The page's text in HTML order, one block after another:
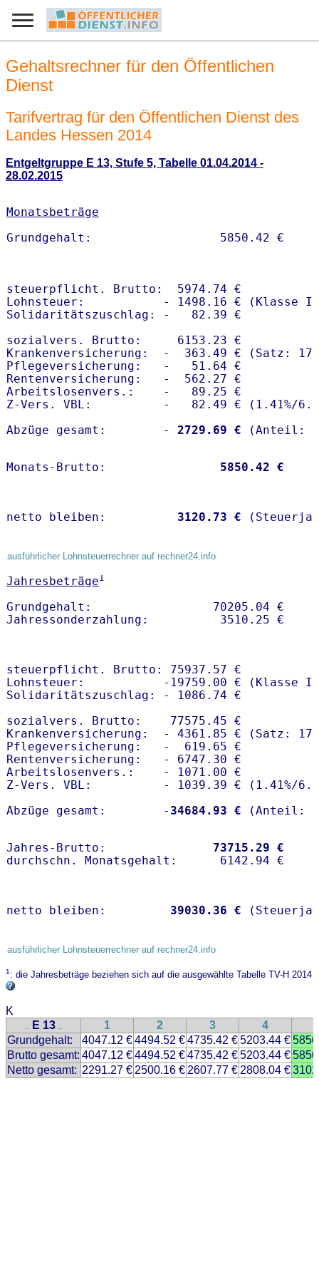
Gehaltsrechner für den Öffentlichen
Dienst
Tarifvertrag für den Öffentlichen Dienst des
Landes Hessen 2014
Entgeltgruppe E 13, Stufe 5, Tabelle 01.04.2014 -
28.02.2015
Monatsbeträge
steuerpflicht. Brutto:  5974.74 €
Lohnsteuer:           - 1498.16 € (Klasse I)
Solidaritätszuschlag: -   82.39 €
sozialvers. Brutto:     6153.23 €
Krankenversicherung:  -  363.49 € (Satz:
Pflegeversicherung:   -   51.64 €
Rentenversicherung:   -  562.27 €
Arbeitslosenvers.:    -   89.25 €
Z-Vers. VBL:          -   82.49 € ( 1.41%/
Abzüge gesamt:        -
2729.69 €
Monats-Brutto: 5850.42 €
netto bleiben: 3120.73 €
ausführlicher Lohnsteuerrechner auf rechner24.info
Jahresbeträge1
Grundgehalt:                 70205.04 €
steuerpflicht. Brutto: 75937.57 €
Lohnsteuer:           -19759.00 € (Klasse I)
Solidaritätszuschlag: - 1086.74 €
sozialvers. Brutto:    77575.45 €
Krankenversicherung:  - 4361.85 € (Satz:
Pflegeversicherung:   -  619.65 €
Rentenversicherung:   - 6747.30 €
Arbeitslosenvers.:    - 1071.00 €
Z-Vers. VBL:          - 1039.39 € ( 1.41%/
Abzüge gesamt:        - 34684.93 €
Jahres-Brutto: 73715.29 €
netto bleiben: 39030.36 €
ausführlicher Lohnsteuerrechner auf rechner24.info
1: die Jahresbeträge beziehen sich auf die ausgewählte Tabelle TV-H 2014
K
.. E 13 .. 1 2 3 4
Grundgehalt:
4047.12 €4494.52 €4735.42 €5203.44 €
Brutto gesamt: 4047.12 €4494.52 €4735.42 €5203.44 €
Netto gesamt: 2291.27 € 2500.16 € 2607.77 € 2808.04 €